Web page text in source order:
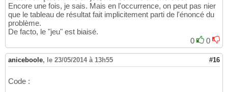
Encore une fois, je sais. Mais en l'occurrence, on peut pas nier
que le tableau de résultat fait implicitement parti de l'énoncé du
problème.
De facto, le "jeu" est biaisé.
0
0
aniceboole, le 23/05/2014 à 13h55 #16
Code :